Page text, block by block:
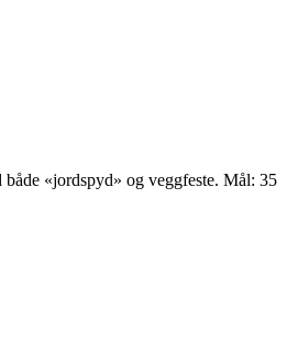
«jordspyd» og veggfeste. Mål: 35